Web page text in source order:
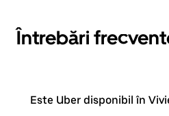
Întrebări
Este Uber disponibil în